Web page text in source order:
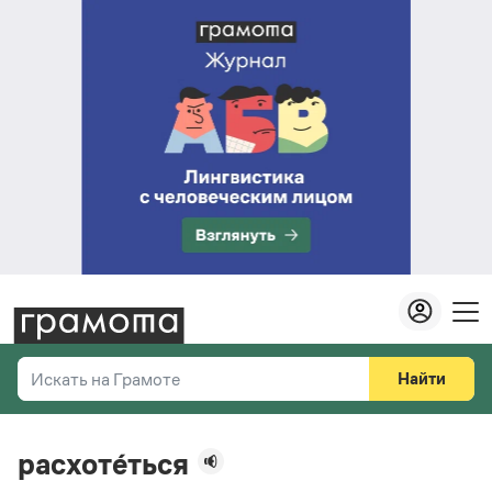
Искать на Грамоте
Справочная служба
Найти
расхоте́ться